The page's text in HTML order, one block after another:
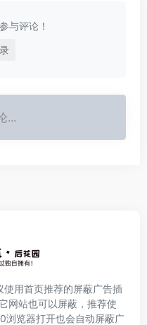
与评论！
...
用首页推荐的屏蔽广告插
网站也可以屏蔽，推荐使
浏览器打开也会自动屏蔽广